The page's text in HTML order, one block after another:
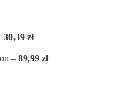
30,39 zł
– 89,99 zł